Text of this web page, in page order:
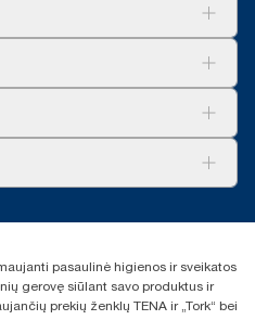
pasaulinė higienos ir sveikatos
gerovę siūlant savo produktus ir
prekių ženklų TENA ir „Tork“ bei